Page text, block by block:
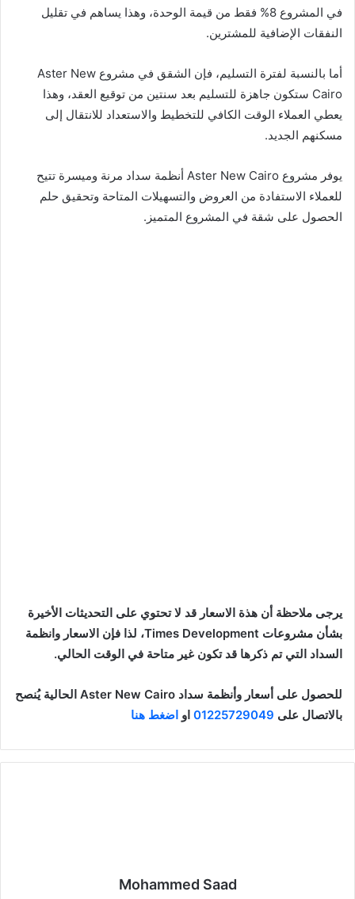
في المشروع 8% فقط من قيمة الوحدة، وهذا يساهم في تقليل
النفقات الإضافية للمشترين.
أما بالنسبة لفترة التسليم، فإن الشقق في مشروع Aster New
Cairo ستكون جاهزة للتسليم بعد سنتين من توقيع العقد، وهذا
يعطي العملاء الوقت الكافي للتخطيط والاستعداد للانتقال إلى
مسكنهم الجديد.
يوفر مشروع Aster New Cairo أنظمة سداد مرنة وميسرة تتيح
للعملاء الاستفادة من العروض والتسهيلات المتاحة وتحقيق حلم
الحصول على شقة في المشروع المتميز.
يرجى ملاحظة أن هذة الاسعار قد لا تحتوي على التحديثات الأخيرة
بشأن مشروعات Times Development، لذا فإن الاسعار وانظمة
السداد التي تم ذكرها قد تكون غير متاحة في الوقت الحالي.
للحصول على أسعار وأنظمة سداد Aster New Cairo الحالية يُنصح
بالاتصال على 01225729049 او اضغط هنا
Mohammed Saad